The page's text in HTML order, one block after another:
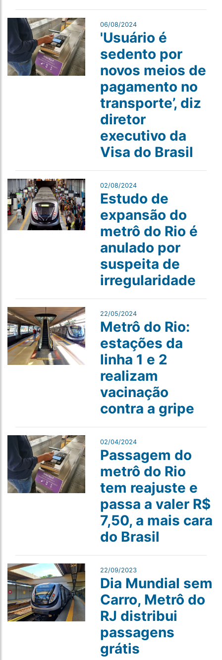
06/08/2024
'Usuário é
sedento por
novos meios de
pagamento no
transporte’, diz
diretor
executivo da
Visa do Brasil
02/08/2024
Estudo de
expansão do
metrô do Rio é
anulado por
suspeita de
irregularidade
22/05/2024
Metrô do Rio:
estações da
linha 1 e 2
realizam
vacinação
contra a gripe
02/04/2024
Passagem do
metrô do Rio
tem reajuste e
passa a valer R$
7,50, a mais cara
do Brasil
22/09/2023
Dia Mundial sem
Carro, Metrô do
RJ distribui
passagens
grátis